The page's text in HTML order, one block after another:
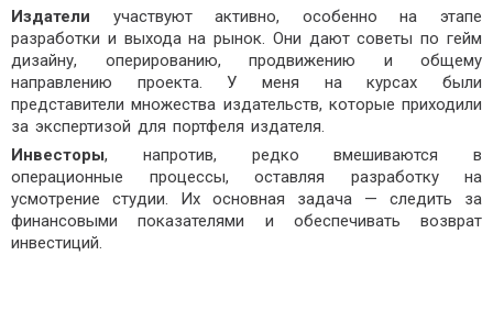
Издатели участвуют активно, особенно на этапе
разработки и выхода на рынок. Они дают советы по гейм
дизайну, оперированию, продвижению и общему
направлению проекта. У меня на курсах были
представители множества издательств, которые приходили
за экспертизой для портфеля издателя.
Инвесторы, напротив, редко вмешиваются в
операционные процессы, оставляя разработку на
усмотрение студии. Их основная задача — следить за
финансовыми показателями и обеспечивать возврат
инвестиций.